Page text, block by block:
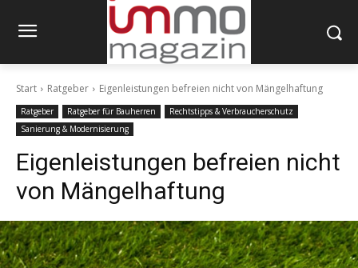
Start Ratgeber Eigenleistungen befreien nicht von Mängelhaftung
Ratgeber Ratgeber für Bauherren
Rechtstipps & Verbraucherschutz
Sanierung & Modernisierung
Eigenleistungen befreien nicht
von Mängelhaftung